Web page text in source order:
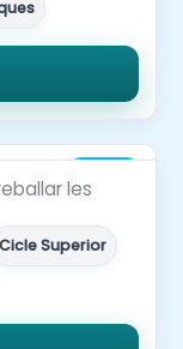
les
Cicle Superior